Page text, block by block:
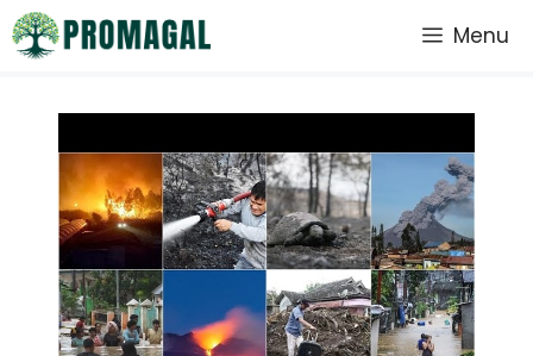
Saltar
al
Menu